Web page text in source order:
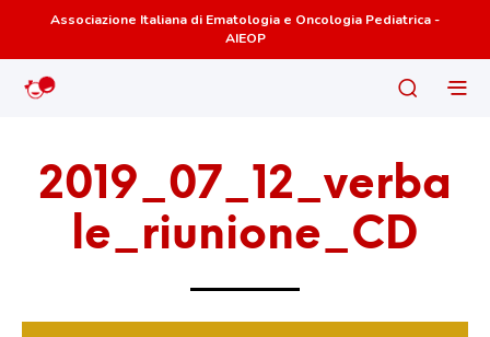
Associazione Italiana di Ematologia e Oncologia Pediatrica -
AIEOP
2019_07_12_verba
le_riunione_CD